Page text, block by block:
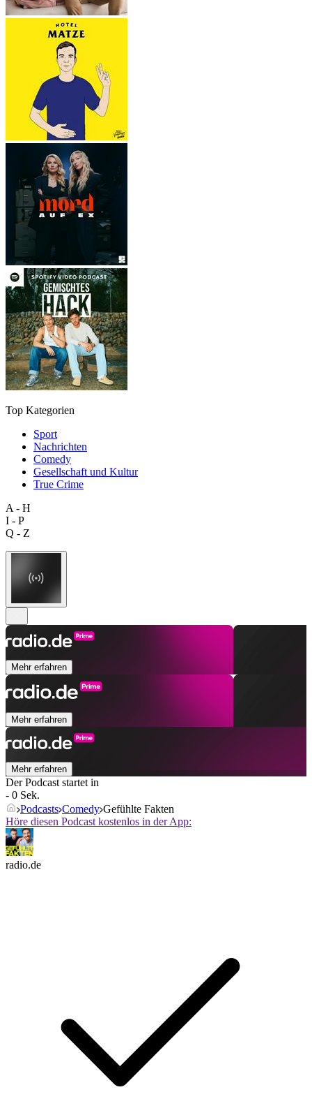
Top Kategorien
Sport
Nachrichten
Comedy
Gesellschaft und Kultur
True Crime
A - H
I - P
Q - Z
Mehr erfahren
Mehr erfahren
Mehr erfahren
Der Podcast startet in
- 0 Sek.
Podcasts Comedy Gefühlte Fakten
Höre diesen Podcast kostenlos in der App:
radio.de